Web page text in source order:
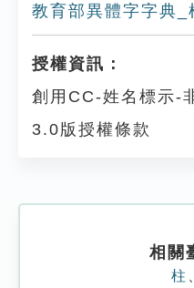
教育部異體字字典_
授權資訊：
創用CC-姓名標示-
3.0版授權條款
相關
柱